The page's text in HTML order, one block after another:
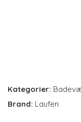
Kategorier:
Brand: Laufen